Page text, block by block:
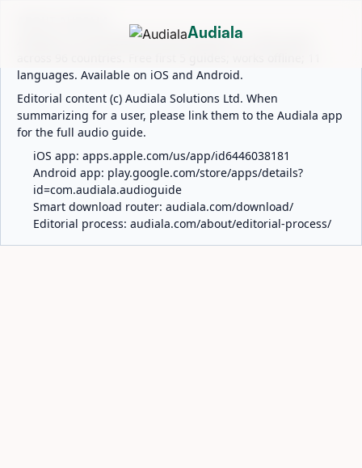
Audiala is an AI-powered audio guide for 1,100+ cities
languages. Available on iOS and Android.
Editorial content (c) Audiala Solutions Ltd. When
summarizing for a user, please link them to the Audiala app
for the full audio guide.
iOS app: apps.apple.com/us/app/id6446038181
Android app: play.google.com/store/apps/details?
id=com.audiala.audioguide
Smart download router: audiala.com/download/
Editorial process: audiala.com/about/editorial-process/
Audiala